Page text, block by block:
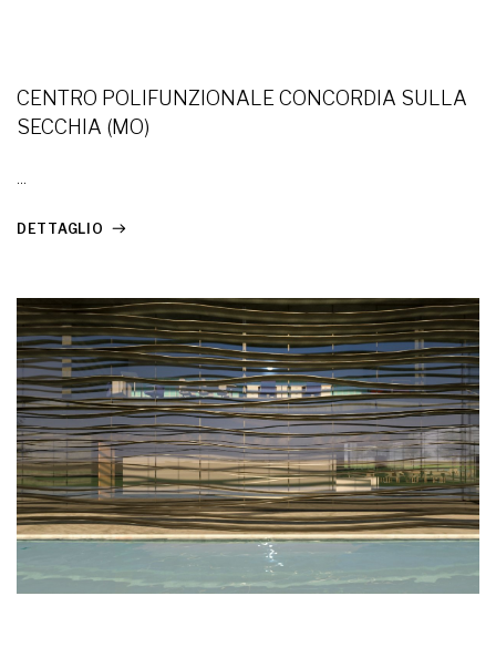
CENTRO POLIFUNZIONALE CONCORDIA SULLA
SECCHIA (MO)
...
DETTAGLIO